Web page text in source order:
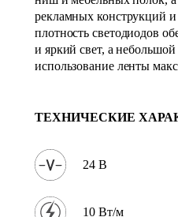
рекламных конструкций
плотность светодиодов
и яркий свет, а небольшой
использование ленты
ТЕХНИЧЕСКИЕ
24 В
10 Вт/м